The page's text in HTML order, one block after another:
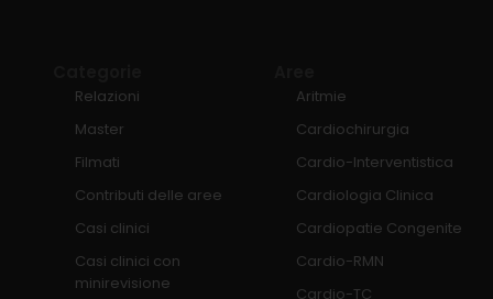
Relazioni
Master
Filmati
Contributi delle aree
Casi clinici
Casi clinici con
minirevisione
Aritmie
Cardiochirurgia
Cardio-Interventistica
Cardiologia Clinica
Cardiopatie Congenite
Cardio-RMN
Cardio-TC